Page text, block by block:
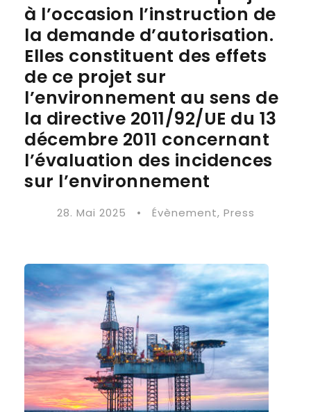
à l’occasion l’instruction de
la demande d’autorisation.
Elles constituent des effets
de ce projet sur
l’environnement au sens de
la directive 2011/92/UE du 13
décembre 2011 concernant
l’évaluation des incidences
sur l’environnement
28. Mai 2025 • Évènement, Press